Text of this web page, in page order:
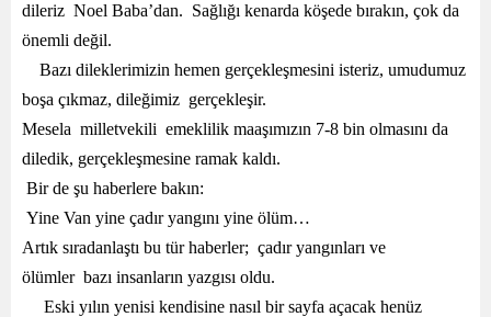
dileriz Noel Baba’dan. Sağlığı kenarda köşede bırakın, çok da
önemli değil.
Bazı dileklerimizin hemen gerçekleşmesini isteriz, umudumuz
boşa çıkmaz, dileğimiz gerçekleşir.
Mesela milletvekili emeklilik maaşımızın 7-8 bin olmasını da
diledik, gerçekleşmesine ramak kaldı.
Bir de şu haberlere bakın:
Yine Van yine çadır yangını yine ölüm…
Artık sıradanlaştı bu tür haberler; çadır yangınları ve
ölümler bazı insanların yazgısı oldu.
Eski yılın yenisi kendisine nasıl bir sayfa açacak henüz